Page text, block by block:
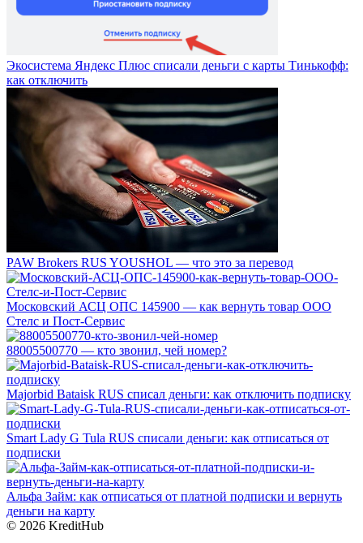
Экосистема Яндекс Плюс списали деньги с карты Тинькофф:
как отключить
PAW Brokers RUS YOUSHOL — что это за перевод
Московский АСЦ ОПС 145900 — как вернуть товар ООО
Стелс и Пост-Сервис
88005500770 — кто звонил, чей номер?
Majorbid Bataisk RUS списал деньги: как отключить подписку
Smart Lady G Tula RUS списали деньги: как отписаться от
подписки
Альфа Займ: как отписаться от платной подписки и вернуть
деньги на карту
© 2026 KreditHub